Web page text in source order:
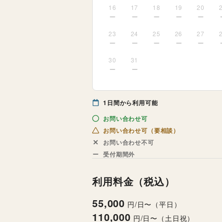
16 17 18 19 20
23 24 25 26 27
30 31
1 日間から利用可能
お問い合わせ可
お問い合わせ可（要相談）
お問い合わせ不可
受付期間外
利用料金（税込）
55,000 円/日〜（平日）
110,000 円/日〜（土日祝）